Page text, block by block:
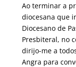
Ao terminar a
diocesana que
Diocesano de
Presbiteral, no
dirijo-me a
Angra para